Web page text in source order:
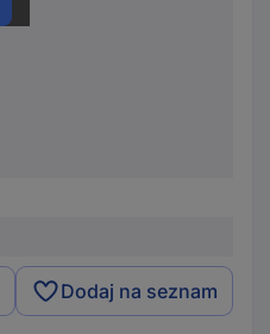
Dodaj na seznam